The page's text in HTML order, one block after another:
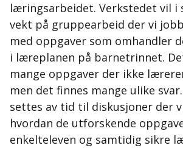
læringsarbeidet. Verkstedet vil i
vekt på gruppearbeid der vi
med oppgaver som omhandler
i læreplanen på barnetrinnet.
mange oppgaver der ikke
men det finnes mange ulike
settes av tid til diskusjoner der
hvordan de utforskende
enkelteleven og samtidig sikre